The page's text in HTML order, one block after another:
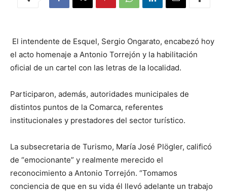
El intendente de Esquel, Sergio Ongarato, encabezó hoy
el acto homenaje a Antonio Torrejón y la habilitación
oficial de un cartel con las letras de la localidad.
Participaron, además, autoridades municipales de
distintos puntos de la Comarca, referentes
institucionales y prestadores del sector turístico.
La subsecretaria de Turismo, María José Plögler, calificó
de “emocionante” y realmente merecido el
reconocimiento a Antonio Torrejón. “Tomamos
conciencia de que en su vida él llevó adelante un trabajo